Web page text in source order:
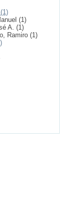
(1)
A. (1)
Ramiro (1)